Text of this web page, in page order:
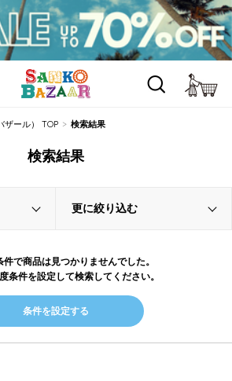
ザール） TOP 検索結果
検索結果
更に絞り込む
件で商品は見つかりませんでした。
条件を設定して検索してください。
条件を設定する